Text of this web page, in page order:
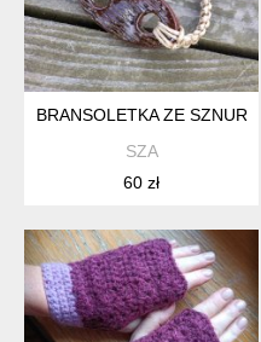
BRANSOLETKA ZE SZNURKA
SZA
60 zł